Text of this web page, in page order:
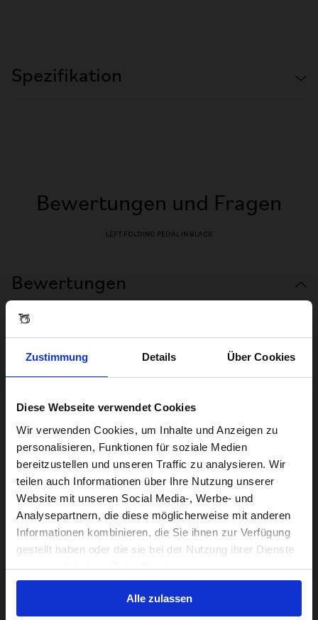
Zustimmung Details Über Cookies
Diese Webseite verwendet Cookies
Wir verwenden Cookies, um Inhalte und Anzeigen zu
personalisieren, Funktionen für soziale Medien
bereitzustellen und unseren Traffic zu analysieren. Wir
teilen auch Informationen über Ihre Nutzung unserer
Website mit unseren Social Media-, Werbe- und
Analysepartnern, die diese möglicherweise mit anderen
Informationen kombinieren, die Sie ihnen zur Verfügung
gestellt haben oder die sie bei der Nutzung ihrer Dienste
gesammelt haben. Zeige Details
Alle zulassen
Spezifikation
Bewertungen und Fragen
LEFT FOLDING PEDAL IN BLACK
Bewertungen
Visiting from the United States?
For a better experience, please visit our:
US website
No, stay here